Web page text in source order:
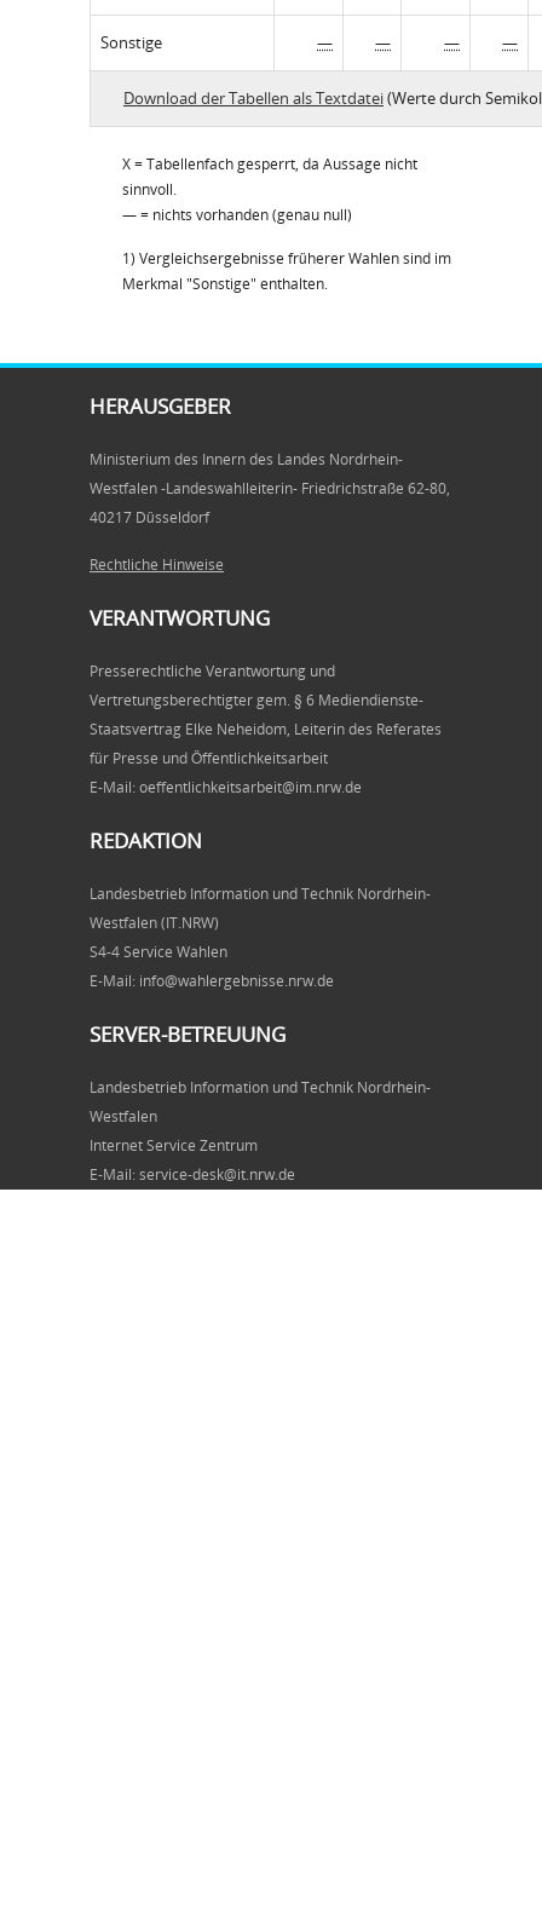
Sonstige — — — —
Download der Tabellen als Textdatei(Werte durch
X = Tabellenfach gesperrt, da Aussage nicht
sinnvoll.
— = nichts vorhanden (genau null)
1) Vergleichsergebnisse früherer Wahlen sind im
Merkmal "Sonstige" enthalten.
HERAUSGEBER
Ministerium des Innern des Landes Nordrhein-
Westfalen -Landeswahlleiterin- Friedrichstraße 62-80,
40217 Düsseldorf
Rechtliche Hinweise
VERANTWORTUNG
Presserechtliche Verantwortung und
Vertretungsberechtigter gem. § 6 Mediendienste-
Staatsvertrag Elke Neheidom, Leiterin des Referates
für Presse und Öffentlichkeitsarbeit
E-Mail: oeffentlichkeitsarbeit@im.nrw.de
REDAKTION
Landesbetrieb Information und Technik Nordrhein-
Westfalen (IT.NRW)
S4-4 Service Wahlen
E-Mail: info@wahlergebnisse.nrw.de
SERVER-BETREUUNG
Landesbetrieb Information und Technik Nordrhein-
Westfalen
Internet Service Zentrum
E-Mail: service-desk@it.nrw.de